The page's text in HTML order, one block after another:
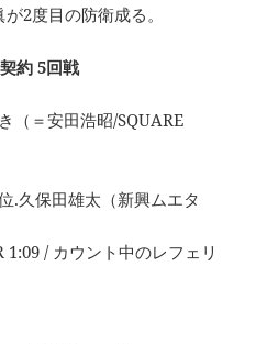
2度目の防衛成る。
約 5回戦
（＝安田浩昭/SQUARE
.久保田雄太（新興ムエタ
1:09 / カウント中のレフェリ